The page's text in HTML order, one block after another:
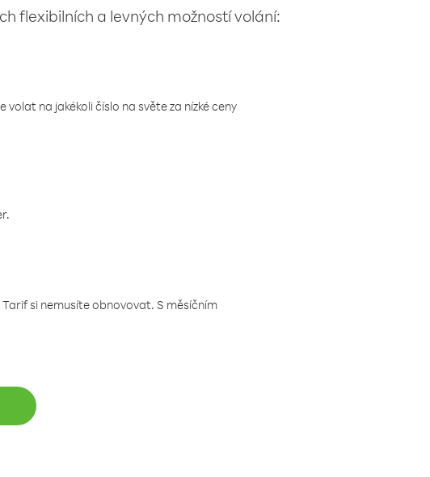
flexibilních a levných možností volání:
na jakékoli číslo na světe za nízké ceny
si nemusíte obnovovat. S měsíčním